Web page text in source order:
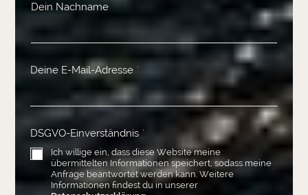
Dein Nachname
Deine E-Mail-Adresse *
DSGVO-Einverständnis*
Ich willige ein, dass diese Website meine
übermittelten Informationen speichert, sodass meine
Anfrage beantwortet werden kann. Weitere
Informationen findest du in unserer